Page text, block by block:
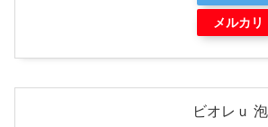
メルカリ
ビオレｕ